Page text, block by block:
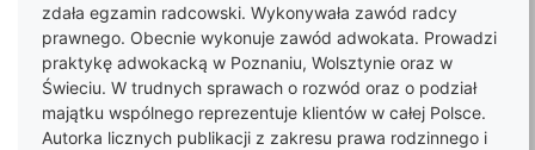
zdała egzamin radcowski. Wykonywała zawód radcy
prawnego. Obecnie wykonuje zawód adwokata. Prowadzi
praktykę adwokacką w Poznaniu, Wolsztynie oraz w
Świeciu. W trudnych sprawach o rozwód oraz o podział
majątku wspólnego reprezentuje klientów w całej Polsce.
Autorka licznych publikacji z zakresu prawa rodzinnego i